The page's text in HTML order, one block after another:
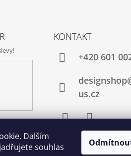
Dalším
souhlas
KONTAKT
+420‭ 601
us.cz
FacebookInstagram